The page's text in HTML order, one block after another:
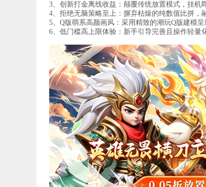
3、创新打金离线收益：颠覆传统放置模式，挂机
4、拒绝无脑策略至上：摒弃枯燥的纯数值比拼，
5、Q版萌系高颜画风：采用精致的潮玩Q版建模
6、低门槛高上限体验：新手引导完善且操作轻量